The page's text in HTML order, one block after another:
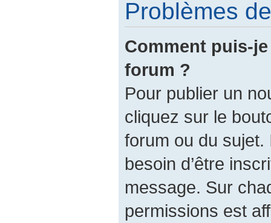
Problèmes
Comment puis-
forum ?
Pour publier un
cliquez sur le
forum ou du
besoin d’être
message. Sur
permissions est